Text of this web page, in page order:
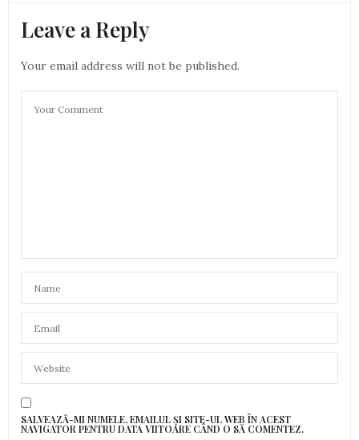
Leave a Reply
Your email address will not be published.
SALVEAZĂ-MI NUMELE, EMAILUL ȘI SITE-UL WEB ÎN ACEST
NAVIGATOR PENTRU DATA VIITOARE CÂND O SĂ COMENTEZ.